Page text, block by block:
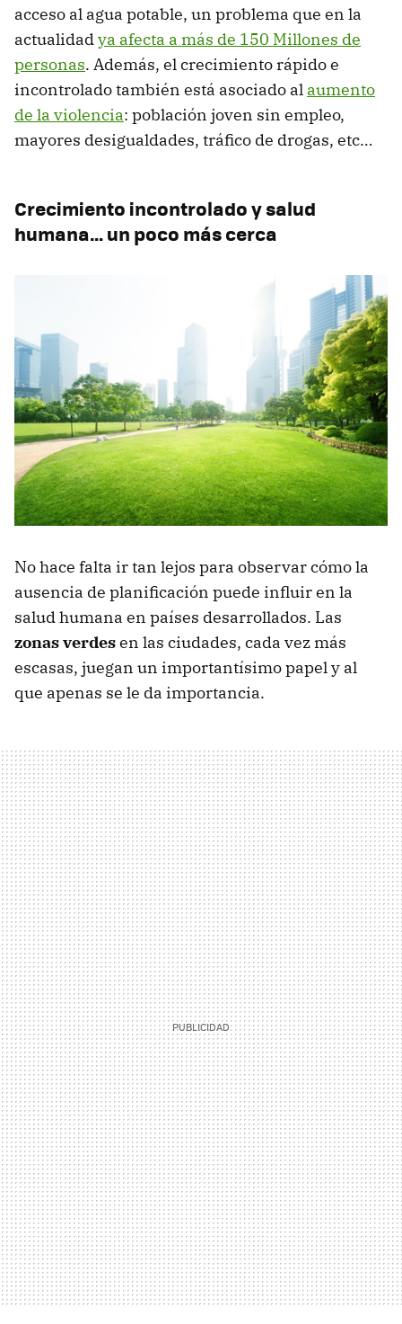
acceso al agua potable, un problema que en la
actualidadya afecta a más de 150 Millones de
personas. Además, el crecimiento rápido e
incontrolado también está asociado al aumento
de la violencia: población joven sin empleo,
mayores desigualdades, tráfico de drogas, etc…
Crecimiento incontrolado y salud
humana… un poco más cerca
No hace falta ir tan lejos para observar cómo la
ausencia de planificación puede influir en la
salud humana en países desarrollados. Las
zonas verdesen las ciudades, cada vez más
escasas, juegan un importantísimo papel y al
que apenas se le da importancia.